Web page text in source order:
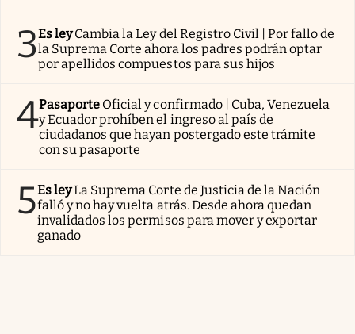
3Es ley Cambia la Ley del Registro Civil | Por fallo de
la Suprema Corte ahora los padres podrán optar
por apellidos compuestos para sus hijos
4Pasaporte Oficial y confirmado | Cuba, Venezuela
y Ecuador prohíben el ingreso al país de
ciudadanos que hayan postergado este trámite
con su pasaporte
5Es leyLa Suprema Corte de Justicia de la Nación
falló y no hay vuelta atrás. Desde ahora quedan
invalidados los permisos para mover y exportar
ganado